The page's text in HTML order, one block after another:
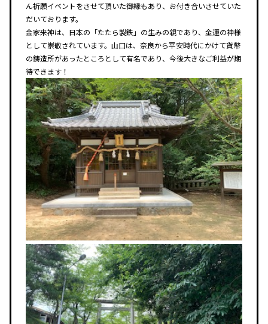
ん祈願イベントをさせて頂いた御縁もあり、お付き合いさせていた
だいております。
金家来神は、日本の「たたら製鉄」の生みの親であり、金運の神様
として崇敬されています。山口は、奈良から平安時代にかけて貨幣
の鋳造所があったところとして有名であり、今後大きなご利益が期
待できます！